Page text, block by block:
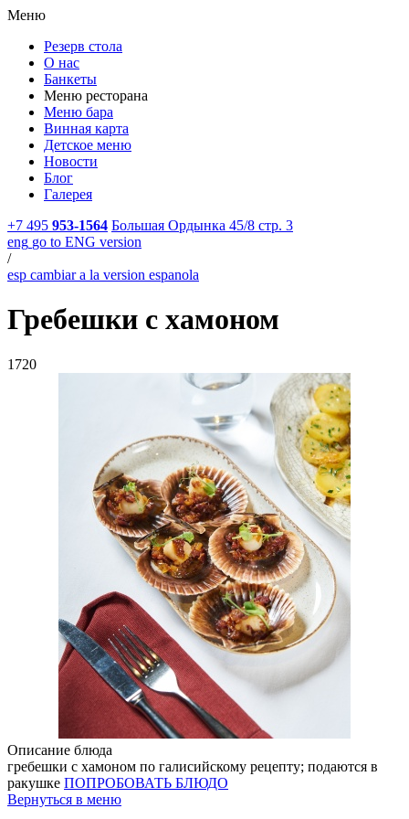
Меню
Резерв стола
О нас
Банкеты
Меню ресторана
Меню бара
Винная карта
Детское меню
Новости
Блог
Галерея
+7 495 953-1564 Большая Ордынка 45/8 стр. 3
eng go to ENG version
/
esp cambiar a la version espanola
Гребешки с хамоном
1720
Описание блюда
гребешки с хамоном по галисийскому рецепту; подаются в
ракушке ПОПРОБОВАТЬ БЛЮДО
Вернуться в меню